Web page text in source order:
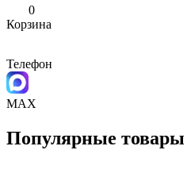
0
Корзина
Телефон
MAX
Популярные товары